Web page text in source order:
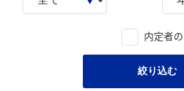
内定者
絞り込む